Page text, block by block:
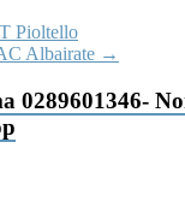
Pioltello
Albairate →
0289601346-